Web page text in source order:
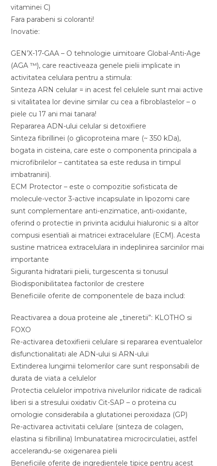
vitaminei C)
Fara parabeni si coloranti!
Inovatie:
GEN’X-17-GAA – O tehnologie uimitoare Global-Anti-Age
(AGA ™), care reactiveaza genele pielii implicate in
activitatea celulara pentru a stimula:
Sinteza ARN celular = in acest fel celulele sunt mai active
si vitalitatea lor devine similar cu cea a fibroblastelor – o
piele cu 17 ani mai tanara!
Repararea ADN-ului celular si detoxifiere
Sinteza fibrillinei (o glicoproteina mare (~ 350 kDa),
bogata in cisteina, care este o componenta principala a
microfibrilelor – cantitatea sa este redusa in timpul
imbatranirii).
ECM Protector – este o compozitie sofisticata de
molecule-vector 3-active incapsulate in lipozomi care
sunt complementare anti-enzimatice, anti-oxidante,
oferind o protectie in privinta acidului hialuronic si a altor
compusi esentiali ai matricei extracelulare (ECM). Acesta
sustine matricea extracelulara in indeplinirea sarcinilor mai
importante
Siguranta hidratarii pielii, turgescenta si tonusul
Biodisponibilitatea factorilor de crestere
Beneficiile oferite de componentele de baza includ:
Reactivarea a doua proteine ale „tineretii”: KLOTHO si
FOXO
Re-activarea detoxifierii celulare si repararea eventualelor
disfunctionalitati ale ADN-ului si ARN-ului
Extinderea lungimii telomerilor care sunt responsabili de
durata de viata a celulelor
Protectia celulelor impotriva nivelurilor ridicate de radicali
liberi si a stresului oxidativ Cit-SAP – o proteina cu
omologie considerabila a glutationei peroxidaza (GP)
Re-activarea activitatii celulare (sinteza de colagen,
elastina si fibrillina) Imbunatatirea microcirculatiei, astfel
accelerandu-se oxigenarea pielii
Beneficiile oferite de ingredientele tipice pentru acest